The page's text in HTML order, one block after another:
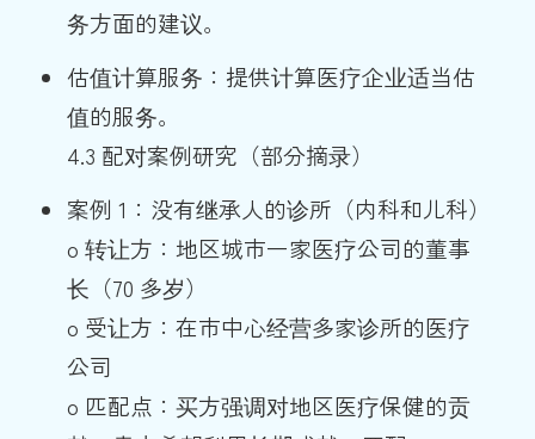
务方面的建议。
估值计算服务：提供计算医疗企业适当估
值的服务。
4.3 配对案例研究（部分摘录）
案例 1：没有继承人的诊所（内科和儿科）
o 转让方：地区城市一家医疗公司的董事
长（70 多岁）
o 受让方：在市中心经营多家诊所的医疗
公司
o 匹配点：买方强调对地区医疗保健的贡